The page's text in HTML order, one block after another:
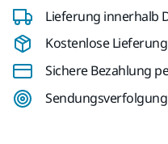
Lieferung innerhalb
Kostenlose
Sichere Bezahlung
Sendungsverfolgung